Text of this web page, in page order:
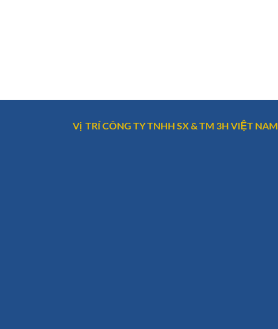
Vị TRÍ CÔNG TY TNHH SX & TM 3H VIỆT NAM